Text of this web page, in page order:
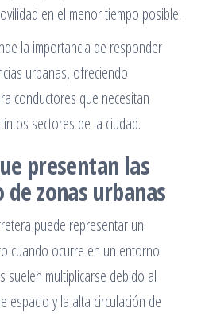
en el menor tiempo posible.
la importancia de responder
urbanas, ofreciendo
conductores que necesitan
sectores de la ciudad.
presentan las
zonas urbanas
puede representar un
cuando ocurre en un entorno
suelen multiplicarse debido al
espacio y la alta circulación de